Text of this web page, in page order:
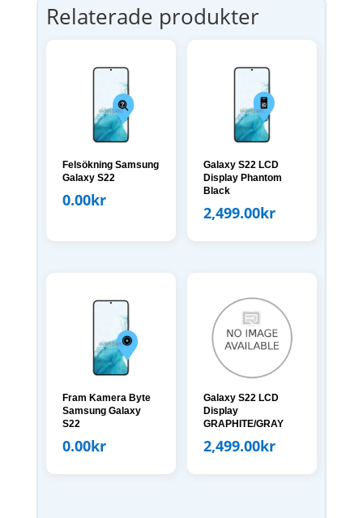
Relaterade produkter
Felsökning Samsung
Galaxy S22
0.00kr
Galaxy S22 LCD
Display Phantom
Black
2,499.00kr
Fram Kamera Byte
Samsung Galaxy
S22
0.00kr
Galaxy S22 LCD
Display
GRAPHITE/GRAY
2,499.00kr